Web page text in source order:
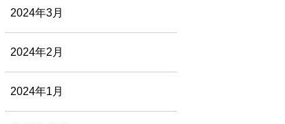
2024年3月
2024年2月
2024年1月